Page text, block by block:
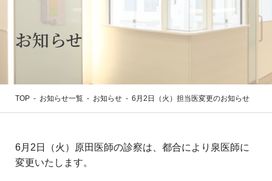
お知らせ
TOP - お知らせ一覧 - お知らせ - 6月2日（火）担当医変更のお知らせ
6月2日（火）原田医師の診察は、都合により泉医師に
変更いたします。